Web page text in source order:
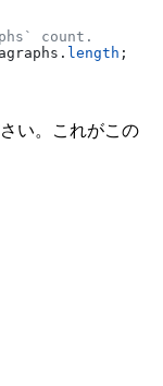
count.
. length ;
い。これがこの